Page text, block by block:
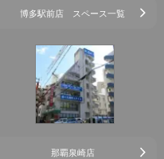
博多駅前店 スペース一覧
那覇泉崎店